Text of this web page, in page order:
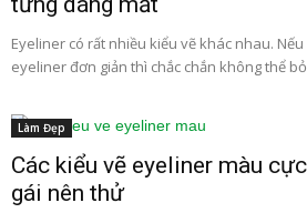
Eyeliner có rất nhiều kiểu vẽ khác nhau.
eyeliner đơn giản thì chắc chắn không thể
Làm Đẹp
Các kiểu vẽ eyeliner màu
gái nên thử